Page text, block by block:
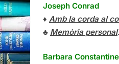
Joseph Conrad
♦ Amb la corda al
♣ Memòria personal.
Barbara Constantine